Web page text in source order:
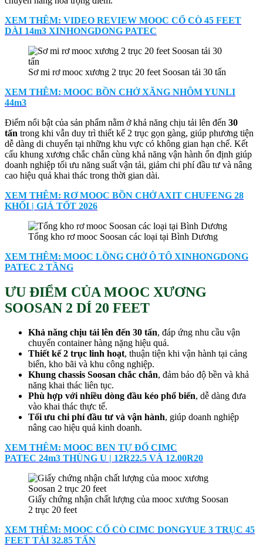
XEM THÊM: VIDEO REVIEW MOOC CỔ CÒ 45 FEET
DÀI 14m3 XINHONGDONG PATEC
Sơ mi rơ mooc xương 2 trục 20 feet Soosan tải 30 tấn
XEM THÊM: MOOC BỒN CHỞ XĂNG NHÔM YUNLI
44m3
Điểm nổi bật của sản phẩm nằm ở khả năng chịu tải lên đến 30
tấn trong khi vẫn duy trì thiết kế 2 trục gọn gàng, giúp phương tiện
dễ dàng di chuyển tại những khu vực có không gian hạn chế. Kết
cấu khung xương chắc chắn cùng khả năng vận hành ổn định giúp
doanh nghiệp tối ưu năng suất vận tải, giảm chi phí đầu tư và nâng
cao hiệu quả khai thác trong thời gian dài.
XEM THÊM: RƠ MOOC BỒN CHỞ AXIT CHUFENG 28
KHỐI | GIÁ TỐT 2026
Tổng kho rơ mooc Soosan các loại tại Bình Dương
XEM THÊM: MOOC LỒNG CHỞ Ô TÔ XINHONGDONG
PATEC 2 TẦNG
ƯU ĐIỂM CỦA MOOC XƯƠNG
SOOSAN 2 DÍ 20 FEET
Khả năng chịu tải lên đến 30 tấn, đáp ứng nhu cầu vận
chuyển container hàng nặng hiệu quả.
Thiết kế 2 trục linh hoạt, thuận tiện khi vận hành tại cảng
biển, kho bãi và khu công nghiệp.
Khung chassis Soosan chắc chắn, đảm bảo độ bền và khả
năng khai thác liên tục.
Phù hợp với nhiều dòng đầu kéo phổ biến, dễ dàng đưa
vào khai thác thực tế.
Tối ưu chi phí đầu tư và vận hành, giúp doanh nghiệp
nâng cao hiệu quả kinh doanh.
XEM THÊM: MOOC BEN TỰ ĐỔ CIMC
PATEC 24m3 THÙNG U | 12R22.5 VÀ 12.00R20
Giấy chứng nhận chất lượng của mooc xương Soosan
2 trục 20 feet
XEM THÊM: MOOC CỔ CÒ CIMC DONGYUE 3 TRỤC 45
FEET TẢI 32.85 TẤN